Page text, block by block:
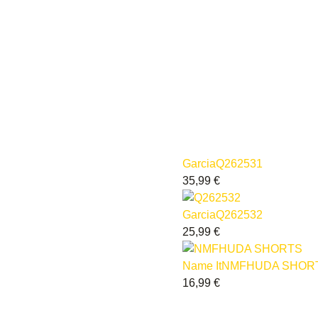
GarciaQ262531
35,99 €
GarciaQ262532
25,99 €
Name ItNMFHUDA
16,99 €